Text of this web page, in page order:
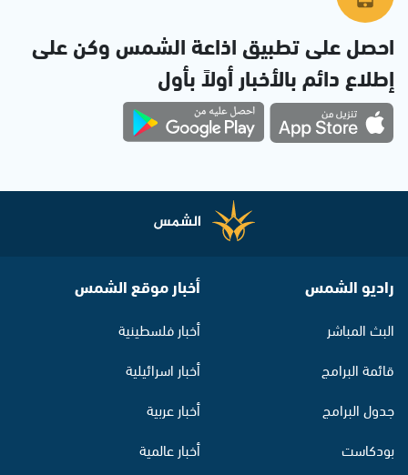
احصل على تطبيق اذاعة الشمس وكن على
إطلاع دائم بالأخبار أولاً بأول
راديو الشمس
البث المباشر
قائمة البرامج
جدول البرامج
بودكاست
أخبار موقع الشمس
أخبار فلسطينية
أخبار اسرائيلية
أخبار عربية
أخبار عالمية